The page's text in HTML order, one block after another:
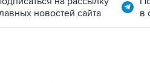
новостей сайта
в